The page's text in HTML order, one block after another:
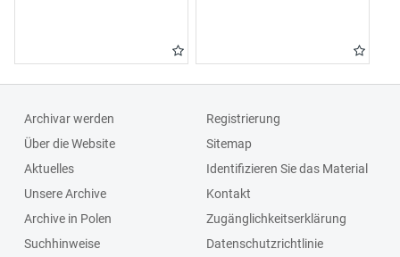
Archivar werden
Über die Website
Aktuelles
Unsere Archive
Archive in Polen
Suchhinweise
Registrierung
Sitemap
Identifizieren Sie das Material
Kontakt
Zugänglichkeitserklärung
Datenschutzrichtlinie